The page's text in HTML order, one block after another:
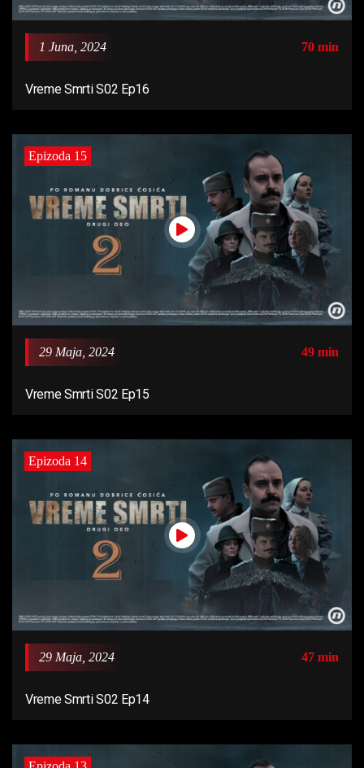
1 Juna, 2024 70 min
Vreme Smrti S02 Ep16
Epizoda 15
29 Maja, 2024 49 min
Vreme Smrti S02 Ep15
Epizoda 14
29 Maja, 2024 47 min
Vreme Smrti S02 Ep14